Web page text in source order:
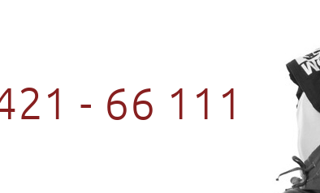
- 66 111